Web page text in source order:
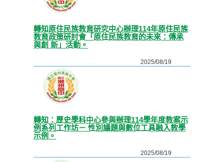
轉知原住民族教育研究中心辦理114年原住民族
教育政策研討會「原住民族教育的未來：傳承
與創 新」活動。
2025/08/19
轉知：歷史學科中心參與辦理114學年度教案示
例系列工作坊－ 性別議題與數位工具融入教學
示例。
2025/08/19